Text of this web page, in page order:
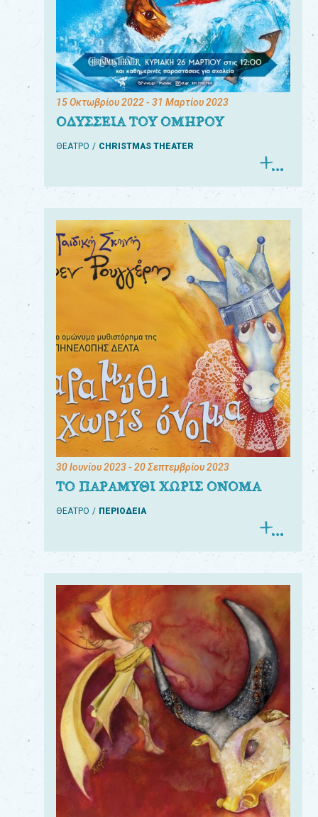
15 Οκτωβρίου 2022- 31 Μαρτίου 2023
ΟΔΥΣΣΕΙΑ ΤΟΥ ΟΜΗΡΟΥ
ΘΕΑΤΡΟ CHRISTMAS THEATER
30 Ιουνίου 2023- 20 Σεπτεμβρίου 2023
ΤΟ ΠΑΡΑΜΥΘΙ ΧΩΡΙΣ ΟΝΟΜΑ
ΘΕΑΤΡΟ ΠΕΡΙΟΔΕΙΑ